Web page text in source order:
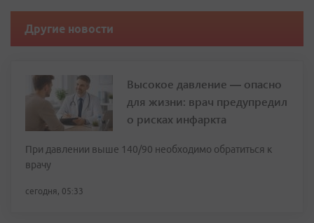
Другие новости
Высокое давление — опасно
для жизни: врач предупредил
о рисках инфаркта
При давлении выше 140/90 необходимо обратиться к
врачу
сегодня, 05:33